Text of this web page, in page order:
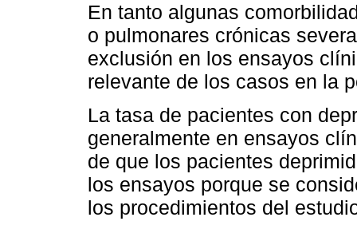
En tanto algunas
o pulmonares crónicas
exclusión en los ensayos
relevante de los casos en la
La tasa de pacientes con
generalmente en ensayos
de que los pacientes
los ensayos porque se
los procedimientos del